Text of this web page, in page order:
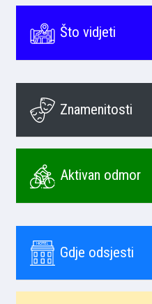
Što vidjeti
Znamenitosti
Aktivan odmor
Gdje odsjesti